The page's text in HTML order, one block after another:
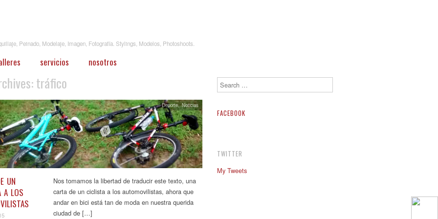
Peinado, Modelaje, Imagen, Fotografía. Stylings, Modelos, Photoshoots.
servicios nosotros
tráfico
UN
A LOS
Nos tomamos la libertad de traducir este texto, una
carta de un ciclista a los automovilistas, ahora que
andar en bici está tan de moda en nuestra querida
ciudad de […]
Deporte,Noticias
Search
FACEBOOK
TWITTER
My Tweets